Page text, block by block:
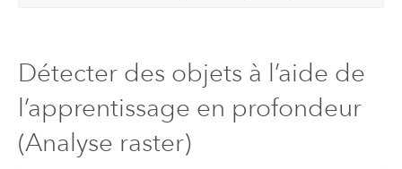
Détecter des objets à l’aide de
l’apprentissage en profondeur
(Analyse raster)